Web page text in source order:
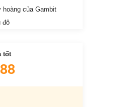
hoàng của Gambit
đô
tốt